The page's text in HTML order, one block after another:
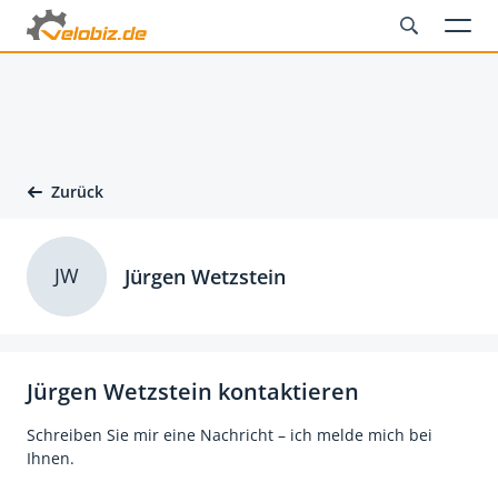
Zurück
Jürgen Wetzstein kontaktieren
Schreiben Sie mir eine Nachricht – ich melde mich bei
Ihnen.
JW Jürgen Wetzstein